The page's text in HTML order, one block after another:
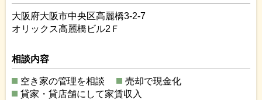
大阪府大阪市中央区高麗橋3-2-7
オリックス高麗橋ビル2Ｆ
相談内容
空き家の管理を相談
売却で現金化
貸家・貸店舗にして家賃収入